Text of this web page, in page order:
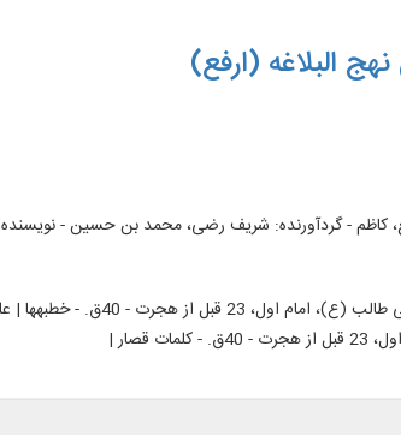
البلاغه (ارفع)
کاظم - گردآورنده: شریف رضی، محمد بن حسین -
قصار |